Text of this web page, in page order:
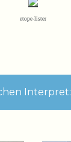
etope-lister
Interpret: